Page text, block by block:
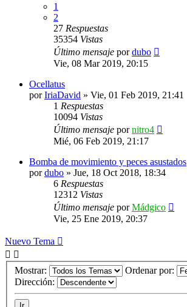
1
2
27 Respuestas
35354 Vistas
Último mensaje pordubo
Vie, 08 Mar 2019, 20:15
Ocellatus
porIriaDavid » Vie, 01 Feb 2019, 21:41
1 Respuestas
10094 Vistas
Último mensaje pornitro4
Mié, 06 Feb 2019, 21:17
Bomba de movimiento y peces asustados
pordubo » Jue, 18 Oct 2018, 18:34
6 Respuestas
12312 Vistas
Último mensaje porMádgico
Vie, 25 Ene 2019, 20:37
Nuevo Tema
Mostrar:
Ordenar por:
Dirección: